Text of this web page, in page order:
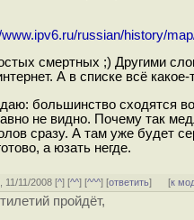
www.ipv6.ru/russian/history/
смертных ;) Другими
А в списке всё
большинство сходятся
не видно. Почему так
сразу. А там уже будет
а юзать негде.
11/11/2008 [^] [^^] [^^^] [ответить] [к
пройдёт,